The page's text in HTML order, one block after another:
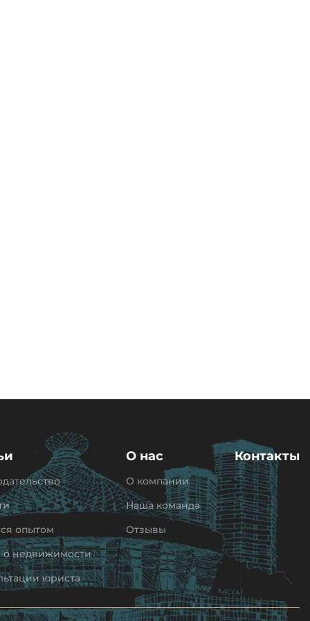
опытом
о недвижимости
юриста
О нас
О компании
Наша команда
Отзывы
Контакты